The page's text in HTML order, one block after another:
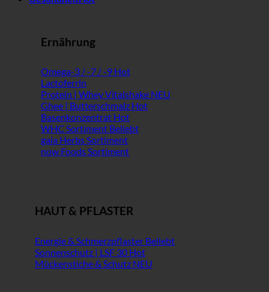
Ernährung
Omega-3 / -7 / -9
Lactoferrin
Protein | Whey Vitalshake
Ghee | Butterschmalz
Basenkonzentrat
WHC Sortiment
gaia Herbs Sortiment
now Foods Sortiment
HAUT & PFLASTER
Energie & Schmerzpflaster
Sonnenschutz | LSF 30
Mückenstiche & Schutz